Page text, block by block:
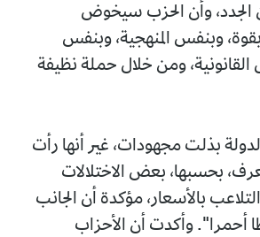
الجدد، وأن الحزب سيخوض
وبنفس المنهجية، وبنفس
القانونية، ومن خلال حملة نظيفة
بذلت مجهودات، غير أنها رأت
بحسبها، بعض الاختلالات
بالأسعار، مؤكدة أن الجانب
أحمرا". وأكدت أن الأحزاب